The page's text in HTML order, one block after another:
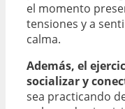
el momento
tensiones y a
calma.
Además, el
socializar y
sea practicando